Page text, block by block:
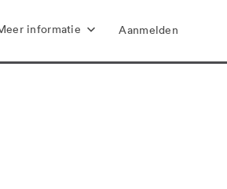
informatie Aanmelden